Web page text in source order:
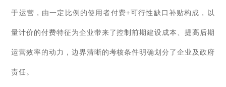
于运营，由一定比例的使用者付费+可行性缺口补贴构成，以
量计价的付费特征为企业带来了控制前期建设成本、提高后期
运营效率的动力，边界清晰的考核条件明确划分了企业及政府
责任。